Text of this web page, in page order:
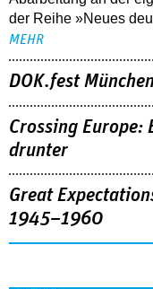
der Reihe »Neues
MEHR
DOK.fest
Crossing Europe:
drunter
Great
1945–1960